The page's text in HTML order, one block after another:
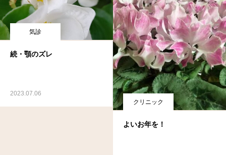
気診
続・顎のズレ
2023.07.06
クリニック
よいお年を！